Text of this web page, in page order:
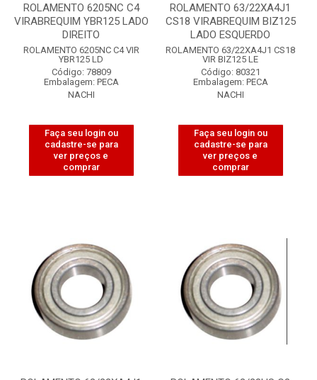
ROLAMENTO 6205NC C4
VIRABREQUIM YBR125 LADO
DIREITO
ROLAMENTO 6205NC C4 VIR
YBR125 LD
Código: 78809
Embalagem: PECA
NACHI
Faça seu login ou
cadastre-se para
ver preços e
comprar
ROLAMENTO 63/22XA4J1
CS18 VIRABREQUIM BIZ125
LADO ESQUERDO
ROLAMENTO 63/22XA4J1 CS18
VIR BIZ125 LE
Código: 80321
Embalagem: PECA
NACHI
Faça seu login ou
cadastre-se para
ver preços e
comprar